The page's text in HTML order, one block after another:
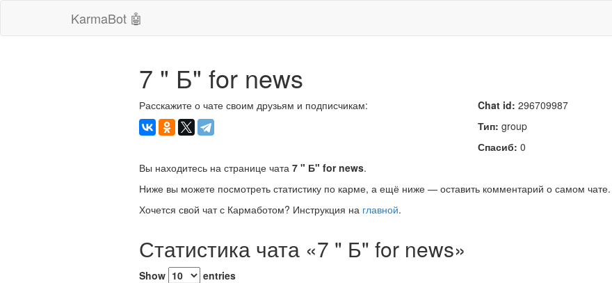
KarmaBot 🤖
7 " Б" for news
Расскажите о чате своим друзьям и подписчикам: Chat id: 296709987
Тип: group
Спасиб: 0
Вы находитесь на странице чата 7 " Б" for news.
Ниже вы можете посмотреть статистику по карме, а ещё ниже — оставить комментарий о самом чате.
Хочется свой чат с Кармаботом? Инструкция на главной.
Статистика чата «7 " Б" for news»
Show entries